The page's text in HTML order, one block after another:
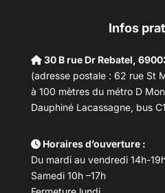
Infos
30 B rue Dr Rebatel,
(adresse postale : 62 rue St
à 100 mètres du métro D
Dauphiné Lacassagne, bus
Horaires d’ouverture :
Du mardi au vendredi 14h-
Samedi 10h –17h